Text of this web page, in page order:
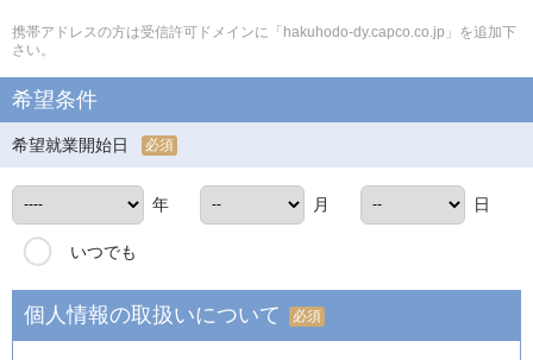
携帯アドレスの方は受信許可ドメインに「hakuhodo-dy.capco.co.jp」を追加下
さい。
希望条件
希望就業開始日 必須
年 月 日
いつでも
個人情報の取扱いについて 必須